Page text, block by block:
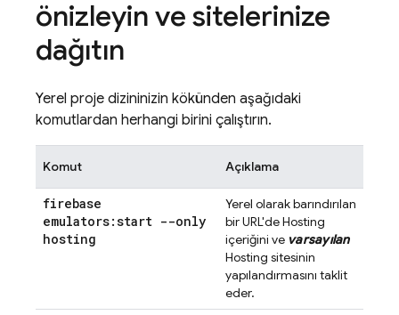
önizleyin ve sitelerinize
dağıtın
Yerel proje dizininizin kökünden aşağıdaki
komutlardan herhangi birini çalıştırın.
Komut Açıklama
firebase
emulators:start --only
hosting
Yerel olarak barındırılan
bir URL'deHosting
içeriğini ve varsayılan
Hosting sitesinin
yapılandırmasını taklit
eder.